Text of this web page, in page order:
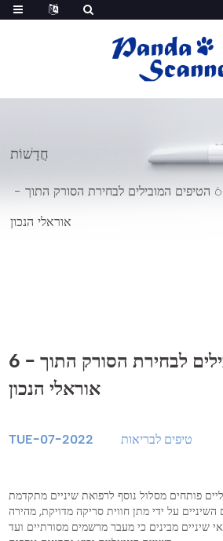
חֲדָשׁוֹת
6 הטיפים המובילים לבחירת הסורק התוך -
אוראלי הנכון
6 הטיפים המובילים לבחירת הסורק התוך -
אוראלי הנכון
TUE-07-2022 טיפים לבריאות
פותחים מסלול נוסף לרפואת שיניים מתקדמת
על ידי מתן חווית סריקה מדויקת, מהירה
שיניים מבינים כי מעבר מרשמים מסורתיים ועד